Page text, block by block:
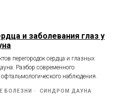
и заболевания глаз у
перегородок сердца и глазных
Разбор современного
наблюдения.
БОЛЕЗНИ СИНДРОМ ДАУНА